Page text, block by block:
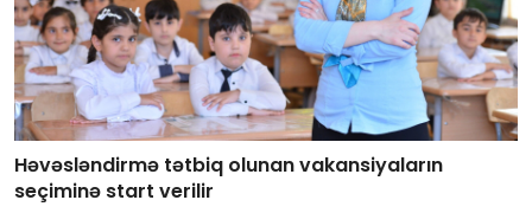
Həvəsləndirmə tətbiq olunan vakansiyaların
seçiminə start verilir